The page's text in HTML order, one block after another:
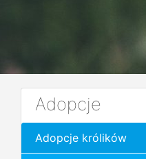
Adopcje
Adopcje królików